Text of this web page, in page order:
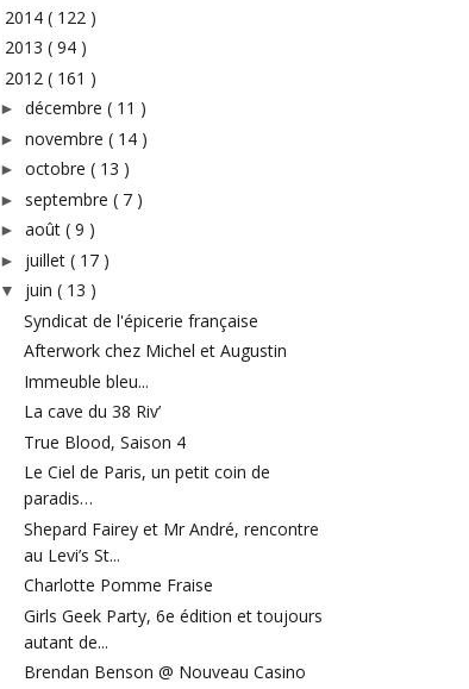
2014 ( 122 )
2013 ( 94 )
2012 ( 161 )
► décembre ( 11 )
► novembre ( 14 )
► octobre ( 13 )
► septembre ( 7 )
► août ( 9 )
► juillet ( 17 )
▼ juin ( 13 )
Syndicat de l'épicerie française
Afterwork chez Michel et Augustin
Immeuble bleu...
La cave du 38 Riv’
True Blood, Saison 4
Le Ciel de Paris, un petit coin de
paradis…
Shepard Fairey et Mr André, rencontre
au Levi’s St...
Charlotte Pomme Fraise
Girls Geek Party, 6e édition et toujours
autant de...
Brendan Benson @ Nouveau Casino